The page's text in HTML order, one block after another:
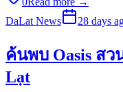
DaLat News
28 days
ค้นพบ Oasis สว
Lạt